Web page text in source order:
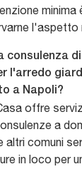
l'aspetto
consulenza di
l'arredo
a Napoli?
offre
a
altri comuni
in loco per